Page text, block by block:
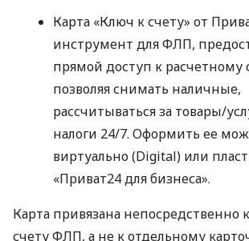
Карта «Ключ к счету» от
инструмент для ФЛП,
прямой доступ к расчетному
позволяя снимать наличные,
рассчитываться за товары/
налоги 24/7. Оформить ее
виртуально (Digital) или
«Приват24 для бизнеса».
Карта привязана непосредственно
счету ФЛП, а не к отдельному